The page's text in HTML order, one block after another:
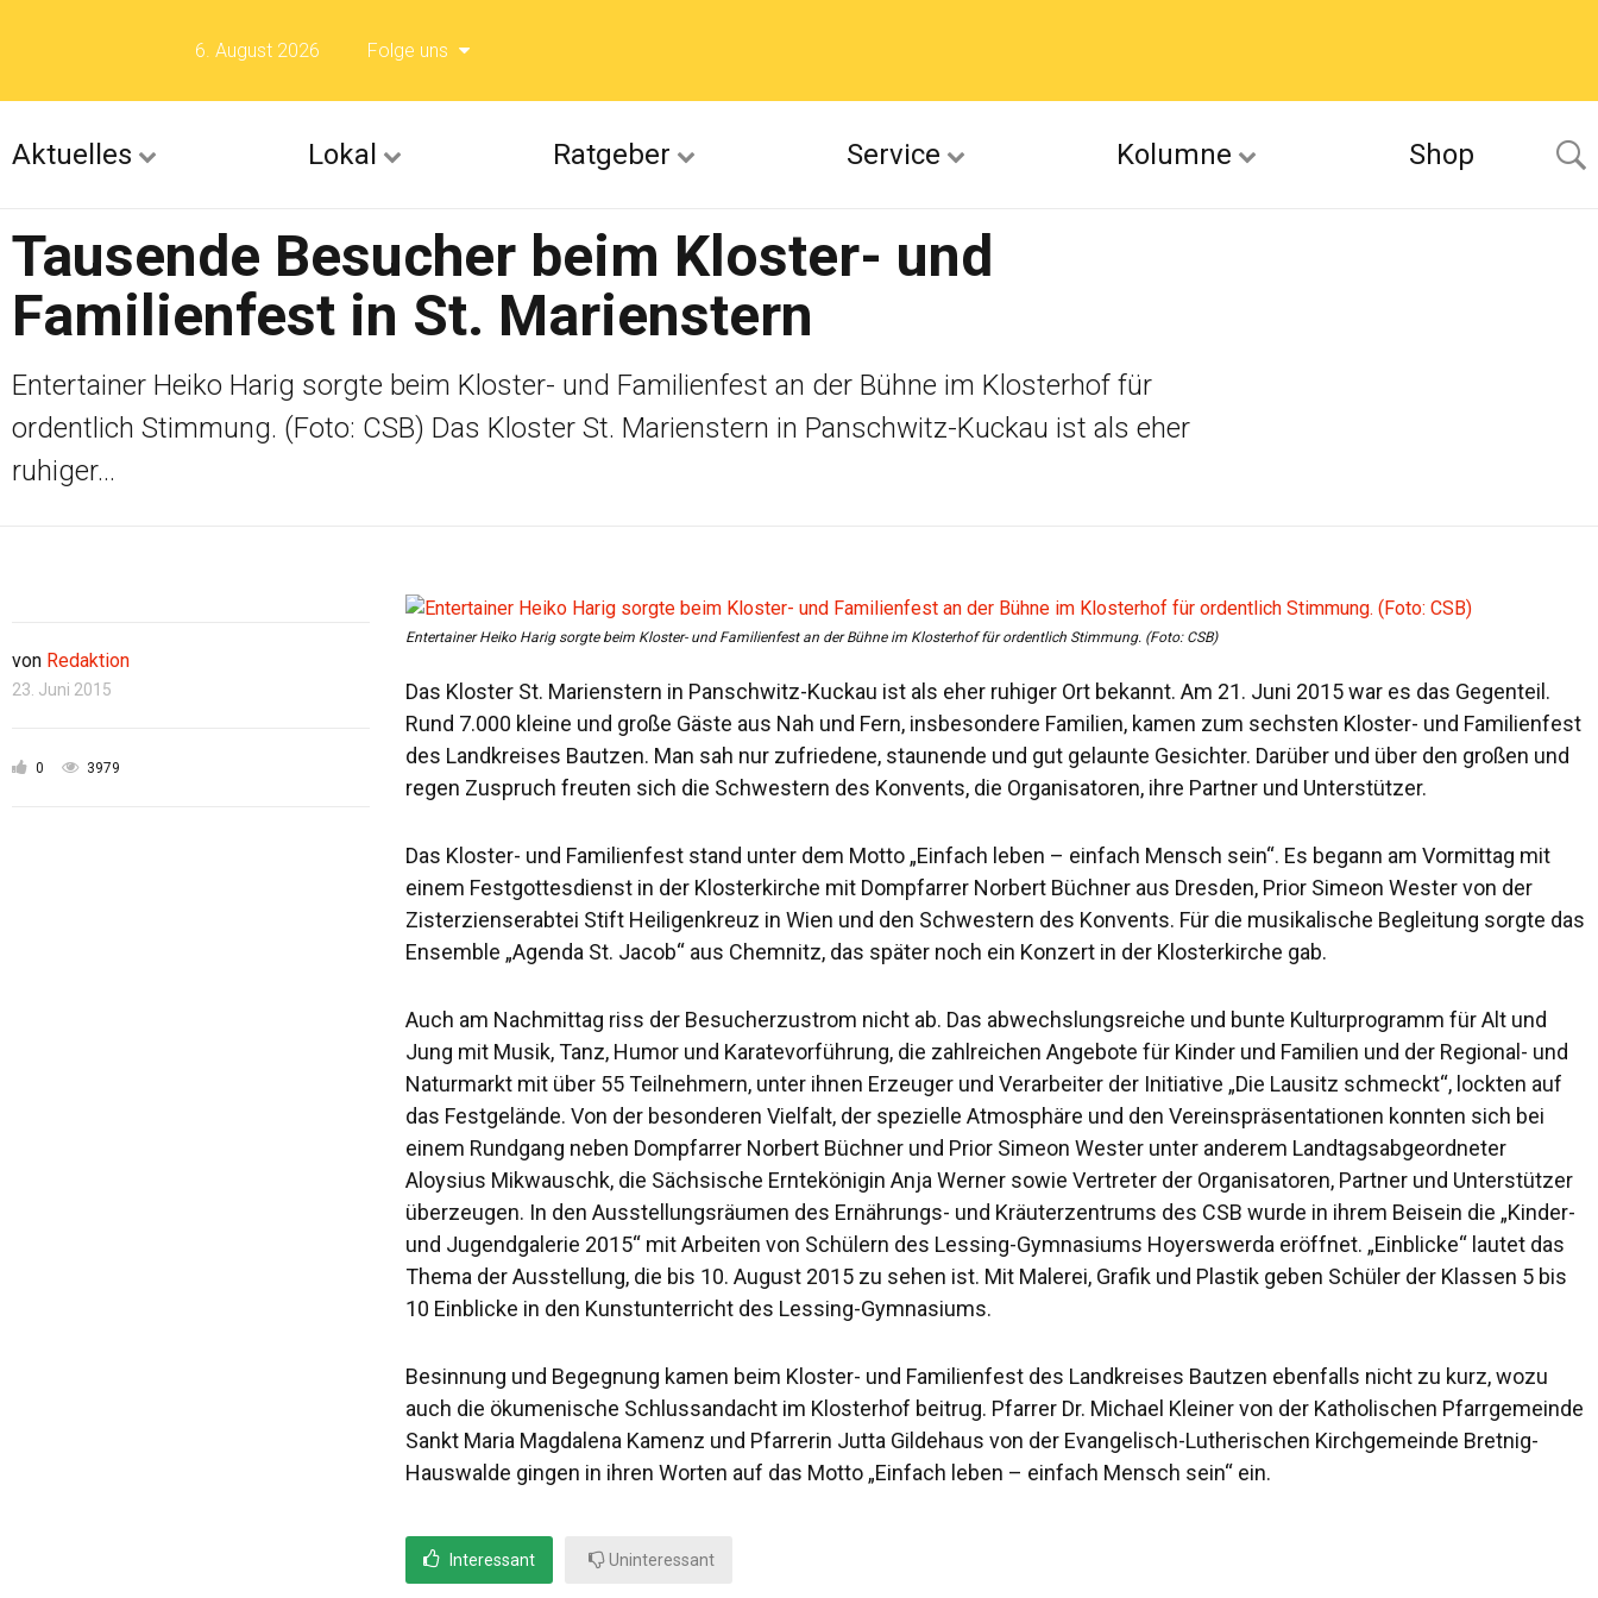
6. August 2026 Folge uns
Folge uns auf Flickr
Folge uns auf Issuu
Aktuelles Lokal Ratgeber Service Kolumne Shop
Tausende Besucher beim Kloster- und
Familienfest in St. Marienstern
Entertainer Heiko Harig sorgte beim Kloster- und Familienfest an der Bühne im Klosterhof für
ordentlich Stimmung. (Foto: CSB) Das Kloster St. Marienstern in Panschwitz-Kuckau ist als eher
ruhiger...
von Redaktion
23. Juni 2015
0 3979
Entertainer Heiko Harig sorgte beim Kloster- und Familienfest an der Bühne im Klosterhof für ordentlich Stimmung. (Foto: CSB)
Das Kloster St. Marienstern in Panschwitz-Kuckau ist als eher ruhiger Ort bekannt. Am 21. Juni 2015 war es das Gegenteil.
Rund 7.000 kleine und große Gäste aus Nah und Fern, insbesondere Familien, kamen zum sechsten Kloster- und Familienfest
des Landkreises Bautzen. Man sah nur zufriedene, staunende und gut gelaunte Gesichter. Darüber und über den großen und
regen Zuspruch freuten sich die Schwestern des Konvents, die Organisatoren, ihre Partner und Unterstützer.
Das Kloster- und Familienfest stand unter dem Motto „Einfach leben – einfach Mensch sein“. Es begann am Vormittag mit
einem Festgottesdienst in der Klosterkirche mit Dompfarrer Norbert Büchner aus Dresden, Prior Simeon Wester von der
Zisterzienserabtei Stift Heiligenkreuz in Wien und den Schwestern des Konvents. Für die musikalische Begleitung sorgte das
Ensemble „Agenda St. Jacob“ aus Chemnitz, das später noch ein Konzert in der Klosterkirche gab.
Auch am Nachmittag riss der Besucherzustrom nicht ab. Das abwechslungsreiche und bunte Kulturprogramm für Alt und
Jung mit Musik, Tanz, Humor und Karatevorführung, die zahlreichen Angebote für Kinder und Familien und der Regional- und
Naturmarkt mit über 55 Teilnehmern, unter ihnen Erzeuger und Verarbeiter der Initiative „Die Lausitz schmeckt“, lockten auf
das Festgelände. Von der besonderen Vielfalt, der spezielle Atmosphäre und den Vereinspräsentationen konnten sich bei
einem Rundgang neben Dompfarrer Norbert Büchner und Prior Simeon Wester unter anderem Landtagsabgeordneter
Aloysius Mikwauschk, die Sächsische Erntekönigin Anja Werner sowie Vertreter der Organisatoren, Partner und Unterstützer
überzeugen. In den Ausstellungsräumen des Ernährungs- und Kräuterzentrums des CSB wurde in ihrem Beisein die „Kinder-
und Jugendgalerie 2015“ mit Arbeiten von Schülern des Lessing-Gymnasiums Hoyerswerda eröffnet. „Einblicke“ lautet das
Thema der Ausstellung, die bis 10. August 2015 zu sehen ist. Mit Malerei, Grafik und Plastik geben Schüler der Klassen 5 bis
10 Einblicke in den Kunstunterricht des Lessing-Gymnasiums.
Besinnung und Begegnung kamen beim Kloster- und Familienfest des Landkreises Bautzen ebenfalls nicht zu kurz, wozu
auch die ökumenische Schlussandacht im Klosterhof beitrug. Pfarrer Dr. Michael Kleiner von der Katholischen Pfarrgemeinde
Sankt Maria Magdalena Kamenz und Pfarrerin Jutta Gildehaus von der Evangelisch-Lutherischen Kirchgemeinde Bretnig-
Hauswalde gingen in ihren Worten auf das Motto „Einfach leben – einfach Mensch sein“ ein.
Interessant Uninteressant